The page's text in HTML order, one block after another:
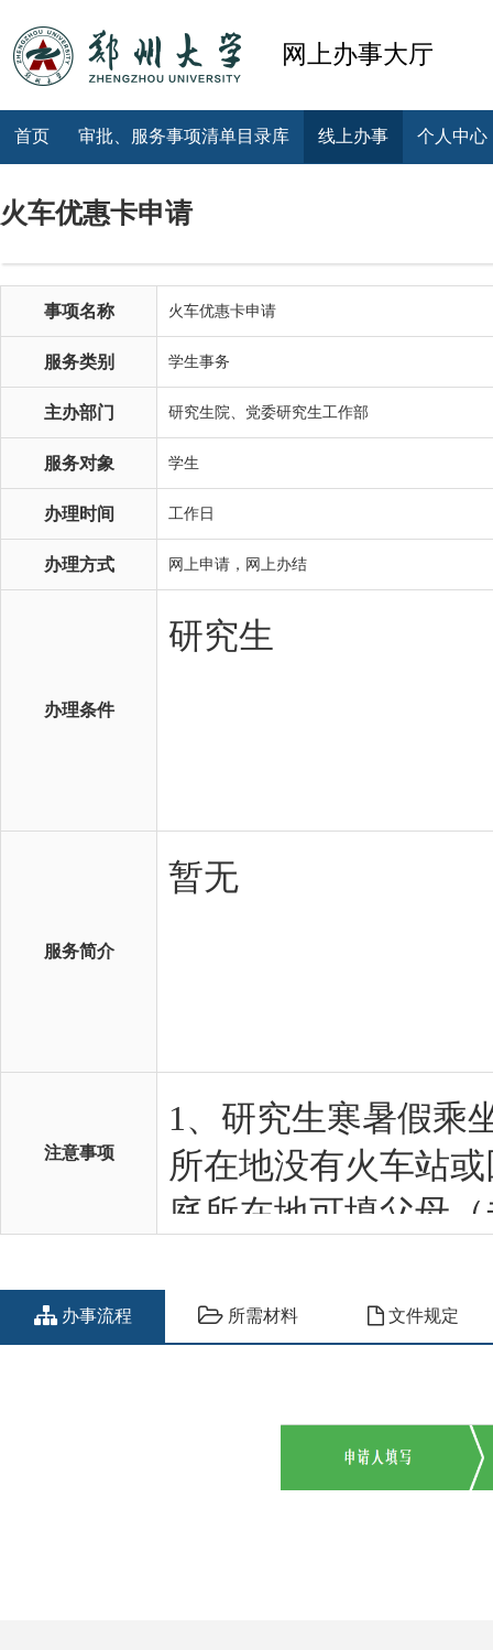
网上办事大厅
首页 审批、服务事项清单目录库 线上办事 个人中心
火车优惠卡申请
事项名称 火车优惠卡申请
服务类别 学生事务
主办部门 研究生院、党委研究生工作部
服务对象 学生
办理时间 工作日
办理方式 网上申请，网上办结
办理条件
服务简介
注意事项
办事流程 所需材料 文件规定